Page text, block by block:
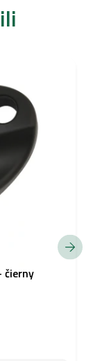
čierny